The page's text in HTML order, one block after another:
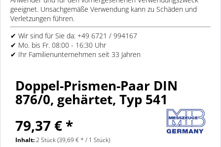
geeignet. Unsachgemäße Verwendung kann zu Schäden und
Verletzungen führen.
✔ Wir sind für Sie da: +49 6721 / 994167
✔ Mo. bis Fr. 08:00 - 16:30 Uhr
✔ Ihr Familienunternehmen seit 33 Jahren
Doppel-Prismen-Paar DIN
876/0, gehärtet, Typ 541
79,37 € *
Inhalt:2 Stück (39,69 € * / 1 Stück)